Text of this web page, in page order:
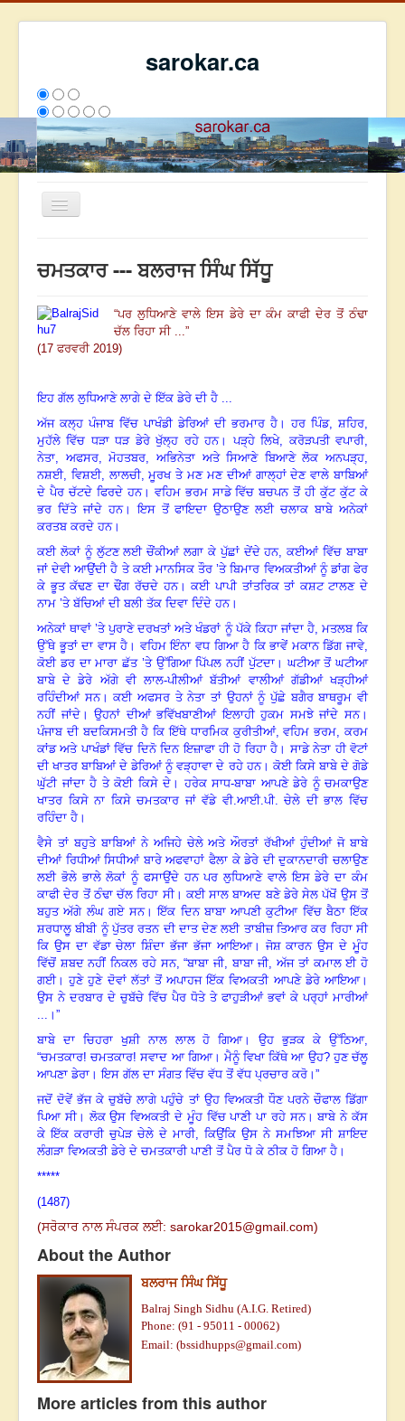
sarokar.ca
Toggle
ਰਚਨਾਵਾਂ
ਸਰੋਕਾਰ ਦੇ ਲੇਖਕ
ਸੰਪਰਕ
2796763
ਇਸ ਹਫਤੇ24197
ਚਮਤਕਾਰ --- ਬਲਰਾਜ ਸਿੰਘ ਸਿੱਧੂ
“ਪਰ ਲੁਧਿਆਣੇ ਵਾਲੇ ਇਸ ਡੇਰੇ ਦਾ ਕੰਮ ਕਾਫੀ ਦੇਰ ਤੋਂ ਠੰਢਾ
ਚੱਲ ਰਿਹਾ ਸੀ ...”
(17 ਫਰਵਰੀ 2019)
ਇਹ ਗੱਲ ਲੁਧਿਆਣੇ ਲਾਗੇ ਦੇ ਇੱਕ ਡੇਰੇ ਦੀ ਹੈ ...
ਅੱਜ ਕਲ੍ਹ ਪੰਜਾਬ ਵਿੱਚ ਪਾਖੰਡੀ ਡੇਰਿਆਂ ਦੀ ਭਰਮਾਰ ਹੈ। ਹਰ ਪਿੰਡ, ਸ਼ਹਿਰ,
ਮੁਹੱਲੇ ਵਿੱਚ ਧੜਾ ਧੜ ਡੇਰੇ ਖੁੱਲ੍ਹ ਰਹੇ ਹਨ। ਪੜ੍ਹੇ ਲਿਖੇ, ਕਰੋੜਪਤੀ ਵਪਾਰੀ,
ਨੇਤਾ, ਅਫਸਰ,ਮੋਹਤਬਰ, ਅਭਿਨੇਤਾ ਅਤੇ ਸਿਆਣੇ ਬਿਆਣੇ ਲੋਕ ਅਨਪੜ੍ਹ,
ਨਸ਼ਈ, ਵਿਸ਼ਈ, ਲਾਲਚੀ,ਮੂਰਖ ਤੇ ਮਣ ਮਣ ਦੀਆਂ ਗਾਲ੍ਹਾਂ ਦੇਣ ਵਾਲੇ ਬਾਬਿਆਂ
ਦੇ ਪੈਰ ਚੱਟਦੇ ਫਿਰਦੇ ਹਨ। ਵਹਿਮ ਭਰਮ ਸਾਡੇ ਵਿੱਚ ਬਚਪਨ ਤੋਂ ਹੀ ਕੁੱਟ ਕੁੱਟ ਕੇ
ਭਰ ਦਿੱਤੇ ਜਾਂਦੇ ਹਨ। ਇਸ ਤੋਂ ਫਾਇਦਾ ਉਠਾਉਣ ਲਈ ਚਲਾਕ ਬਾਬੇ ਅਨੇਕਾਂ
ਕਰਤਬ ਕਰਦੇ ਹਨ।
ਕਈ ਲੋਕਾਂ ਨੂੰ ਲੁੱਟਣ ਲਈ ਚੌਂਕੀਆਂ ਲਗਾ ਕੇ ਪੁੱਛਾਂ ਦੇਂਦੇ ਹਨ,ਕਈਆਂ ਵਿੱਚ ਬਾਬਾ
ਜਾਂ ਦੇਵੀ ਆਉਂਦੀ ਹੈ ਤੇ ਕਈ ਮਾਨਸਿਕ ਤੌਰ ’ਤੇ ਬਿਮਾਰ ਵਿਅਕਤੀਆਂ ਨੂੰ ਡਾਂਗ ਫੇਰ
ਕੇ ਭੂਤ ਕੱਢਣ ਦਾ ਢੌਂਗ ਰੱਚਦੇ ਹਨ। ਕਈ ਪਾਪੀ ਤਾਂਤਰਿਕ ਤਾਂ ਕਸ਼ਟ ਟਾਲਣ ਦੇ
ਨਾਮ ’ਤੇ ਬੱਚਿਆਂ ਦੀ ਬਲੀ ਤੱਕ ਦਿਵਾ ਦਿੰਦੇ ਹਨ।
ਅਨੇਕਾਂ ਥਾਵਾਂ ’ਤੇ ਪੁਰਾਣੇ ਦਰਖਤਾਂ ਅਤੇ ਖੰਡਰਾਂ ਨੂੰ ਪੱਕੇ ਕਿਹਾ ਜਾਂਦਾ ਹੈ, ਮਤਲਬ ਕਿ
ਉੱਥੇ ਭੂਤਾਂ ਦਾ ਵਾਸ ਹੈ। ਵਹਿਮ ਇੰਨਾ ਵਧ ਗਿਆ ਹੈ ਕਿ ਭਾਵੇਂ ਮਕਾਨ ਡਿੱਗ ਜਾਵੇ,
ਕੋਈ ਡਰ ਦਾ ਮਾਰਾ ਛੱਤ ’ਤੇ ਉੱਗਿਆ ਪਿੱਪਲ ਨਹੀਂ ਪੁੱਟਦਾ। ਘਟੀਆ ਤੋਂ ਘਟੀਆ
ਬਾਬੇ ਦੇ ਡੇਰੇ ਅੱਗੇ ਵੀ ਲਾਲ-ਪੀਲੀਆਂ ਬੱਤੀਆਂ ਵਾਲੀਆਂ ਗੱਡੀਆਂ ਖੜ੍ਹੀਆਂ
ਰਹਿੰਦੀਆਂ ਸਨ। ਕਈ ਅਫਸਰ ਤੇ ਨੇਤਾ ਤਾਂ ਉਹਨਾਂ ਨੂੰ ਪੁੱਛੇ ਬਗੈਰ ਬਾਥਰੂਮ ਵੀ
ਨਹੀਂ ਜਾਂਦੇ। ਉਹਨਾਂ ਦੀਆਂ ਭਵਿੱਖਬਾਣੀਆਂ ਇਲਾਹੀ ਹੁਕਮ ਸਮਝੇ ਜਾਂਦੇ ਸਨ।
ਪੰਜਾਬ ਦੀ ਬਦਕਿਸਮਤੀ ਹੈ ਕਿ ਇੱਥੇ ਧਾਰਮਿਕ ਕੁਰੀਤੀਆਂ,ਵਹਿਮ ਭਰਮ,ਕਰਮ
ਕਾਂਡ ਅਤੇ ਪਾਖੰਡਾਂ ਵਿੱਚ ਦਿਨੋ ਦਿਨ ਇਜ਼ਾਫਾ ਹੀ ਹੋ ਰਿਹਾ ਹੈ। ਸਾਡੇ ਨੇਤਾ ਹੀ ਵੋਟਾਂ
ਦੀ ਖਾਤਰ ਬਾਬਿਆਂ ਦੇ ਡੇਰਿਆਂ ਨੂੰ ਵੜ੍ਹਾਵਾ ਦੇ ਰਹੇ ਹਨ। ਕੋਈ ਕਿਸੇ ਬਾਬੇ ਦੇ ਗੋਡੇ
ਘੁੱਟੀ ਜਾਂਦਾ ਹੈ ਤੇ ਕੋਈ ਕਿਸੇ ਦੇ। ਹਰੇਕ ਸਾਧ-ਬਾਬਾ ਆਪਣੇ ਡੇਰੇ ਨੂੰ ਚਮਕਾਉਣ
ਖਾਤਰ ਕਿਸੇ ਨਾ ਕਿਸੇ ਚਮਤਕਾਰ ਜਾਂ ਵੱਡੇ ਵੀ.ਆਈ.ਪੀ. ਚੇਲੇ ਦੀ ਭਾਲ ਵਿੱਚ
ਰਹਿੰਦਾ ਹੈ।
ਵੈਸੇ ਤਾਂ ਬਹੁਤੇ ਬਾਬਿਆਂ ਨੇ ਅਜਿਹੇ ਚੇਲੇ ਅਤੇ ਔਰਤਾਂ ਰੱਖੀਆਂ ਹੁੰਦੀਆਂ ਜੋ ਬਾਬੇ
ਦੀਆਂ ਰਿਧੀਆਂ ਸਿਧੀਆਂ ਬਾਰੇ ਅਫਵਾਹਾਂ ਫੈਲਾ ਕੇ ਡੇਰੇ ਦੀ ਦੁਕਾਨਦਾਰੀ ਚਲਾਉਣ
ਲਈ ਭੋਲੇ ਭਾਲੇ ਲੋਕਾਂ ਨੂੰ ਫਸਾਉਂਦੇ ਹਨ ਪਰ ਲੁਧਿਆਣੇ ਵਾਲੇ ਇਸ ਡੇਰੇ ਦਾ ਕੰਮ
ਕਾਫੀ ਦੇਰ ਤੋਂ ਠੰਢਾ ਚੱਲ ਰਿਹਾ ਸੀ। ਕਈ ਸਾਲ ਬਾਅਦ ਬਣੇ ਡੇਰੇ ਸੇਲ ਪੱਖੋਂ ਉਸ ਤੋਂ
ਬਹੁਤ ਅੱਗੇ ਲੰਘ ਗਏ ਸਨ। ਇੱਕ ਦਿਨ ਬਾਬਾ ਆਪਣੀ ਕੁਟੀਆ ਵਿੱਚ ਬੈਠਾ ਇੱਕ
ਸ਼ਰਧਾਲੂ ਬੀਬੀ ਨੂੰ ਪੁੱਤਰ ਰਤਨ ਦੀ ਦਾਤ ਦੇਣ ਲਈ ਤਾਬੀਜ਼ ਤਿਆਰ ਕਰ ਰਿਹਾ ਸੀ
ਕਿ ਉਸ ਦਾ ਵੱਡਾ ਚੇਲਾ ਸ਼ਿੰਦਾ ਭੱਜਾ ਭੱਜਾ ਆਇਆ। ਜੋਸ਼ ਕਾਰਨ ਉਸ ਦੇ ਮੂੰਹ
ਵਿੱਚੋਂ ਸ਼ਬਦ ਨਹੀਂ ਨਿਕਲ ਰਹੇ ਸਨ, “ਬਾਬਾ ਜੀ, ਬਾਬਾ ਜੀ,ਅੱਜ ਤਾਂ ਕਮਾਲ ਈ ਹੋ
ਗਈ। ਹੁਣੇ ਹੁਣੇ ਦੋਵਾਂ ਲੱਤਾਂ ਤੋਂ ਅਪਾਹਜ ਇੱਕ ਵਿਅਕਤੀ ਆਪਣੇ ਡੇਰੇ ਆਇਆ।
ਉਸ ਨੇ ਦਰਬਾਰ ਦੇ ਚੁਬੱਚੇ ਵਿੱਚ ਪੈਰ ਧੋਤੇ ਤੇ ਫਾਹੁੜੀਆਂ ਭਵਾਂ ਕੇ ਪਰ੍ਹਾਂ ਮਾਰੀਆਂ
...।”
ਬਾਬੇ ਦਾ ਚਿਹਰਾ ਖੁਸ਼ੀ ਨਾਲ ਲਾਲ ਹੋ ਗਿਆ। ਉਹ ਭੁੜਕ ਕੇ ਉੱਠਿਆ,
“ਚਮਤਕਾਰ! ਚਮਤਕਾਰ! ਸਵਾਦ ਆ ਗਿਆ। ਮੈਨੂੰ ਵਿਖਾ ਕਿੱਥੇ ਆ ਉਹ? ਹੁਣ ਚੱਲੂ
ਆਪਣਾ ਡੇਰਾ। ਇਸ ਗੱਲ ਦਾ ਸੰਗਤ ਵਿੱਚ ਵੱਧ ਤੋਂ ਵੱਧ ਪ੍ਰਚਾਰ ਕਰੋ।”
ਜਦੋਂ ਦੋਵੇਂ ਭੱਜ ਕੇ ਚੁਬੱਚੇ ਲਾਗੇ ਪਹੁੰਚੇ ਤਾਂ ਉਹ ਵਿਅਕਤੀ ਧੌਣ ਪਰਨੇ ਚੌਫਾਲ ਡਿੱਗਾ
ਪਿਆ ਸੀ। ਲੋਕ ਉਸ ਵਿਅਕਤੀ ਦੇ ਮੂੰਹ ਵਿੱਚ ਪਾਣੀ ਪਾ ਰਹੇ ਸਨ। ਬਾਬੇ ਨੇ ਕੱਸ
ਕੇ ਇੱਕ ਕਰਾਰੀ ਚੁਪੇੜ ਚੇਲੇ ਦੇ ਮਾਰੀ, ਕਿਉਂਕਿ ਉਸ ਨੇ ਸਮਝਿਆ ਸੀ ਸ਼ਾਇਦ
ਲੰਗੜਾ ਵਿਅਕਤੀ ਡੇਰੇ ਦੇ ਚਮਤਕਾਰੀ ਪਾਣੀ ਤੋਂ ਪੈਰ ਧੋ ਕੇ ਠੀਕ ਹੋ ਗਿਆ ਹੈ।
*****
(1487)
(ਸਰੋਕਾਰ ਨਾਲ ਸੰਪਰਕ ਲਈ: sarokar2015@gmail.com)
About the Author
ਬਲਰਾਜ ਸਿੰਘ ਸਿੱਧੂ
Balraj Singh Sidhu (A.I.G. Retired)
Phone: (91 - 95011 - 00062)
Email: (bssidhupps@gmail.com)
More articles from this author